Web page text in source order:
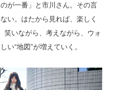
が一番」と市川さん。その言
い。はたから見れば、楽しく
笑いながら、考えながら、ウォ
い“地図”が増えていく。